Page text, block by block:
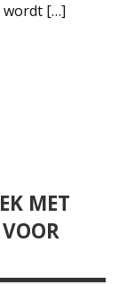
wordt […]
MET